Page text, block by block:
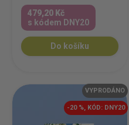
479,20 Kč
s kódem DNY20
Do košíku
VYPRODÁNO
-20 %, KÓD: DNY20